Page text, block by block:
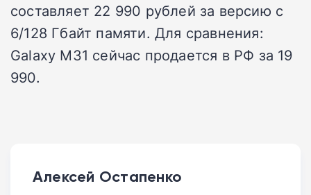
составляет 22 990 рублей за версию с
6/128 Гбайт памяти. Для сравнения:
Galaxy M31 сейчас продается в РФ за 19
990.
Алексей Остапенко